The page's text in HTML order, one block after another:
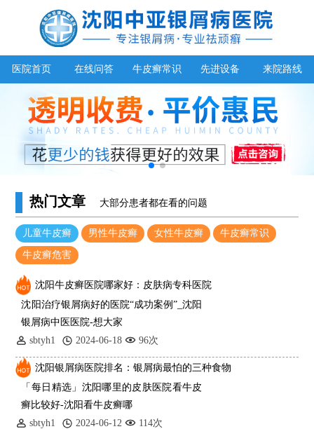
医院首页 在线问答 牛皮癣常识 先进设备 来院路线
热门文章 大部分患者都在看的问题
儿童牛皮癣 男性牛皮癣 女性牛皮癣 牛皮癣常识
牛皮癣危害
沈阳牛皮癣医院哪家好：皮肤病专科医院
沈阳治疗银屑病好的医院“成功案例”_沈阳
银屑病中医医院-想大家
sbtyh1
2024-06-18 96次
沈阳银屑病医院排名：银屑病最怕的三种食物
「每日精选」沈阳哪里的皮肤医院看牛皮
癣比较好-沈阳看牛皮癣哪
sbtyh1
2024-06-12 114次